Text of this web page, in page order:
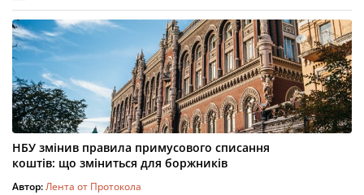
НБУ змінив правила примусового списання
коштів: що зміниться для боржників
Автор:Лента от Протокола